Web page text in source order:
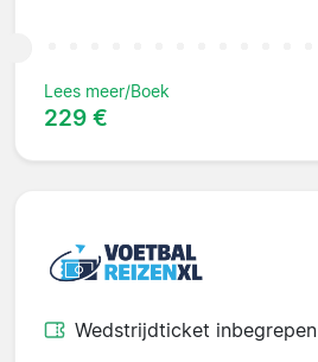
Lees meer/Boek
229 €
Wedstrijdticket inbegrepen